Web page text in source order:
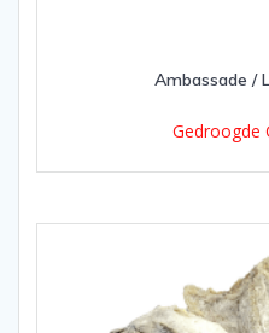
Ambassade /
Gedroogde